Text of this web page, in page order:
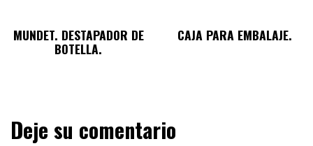
MUNDET. DESTAPADOR DE
BOTELLA.
CAJA PARA EMBALAJE.
Deje su comentario